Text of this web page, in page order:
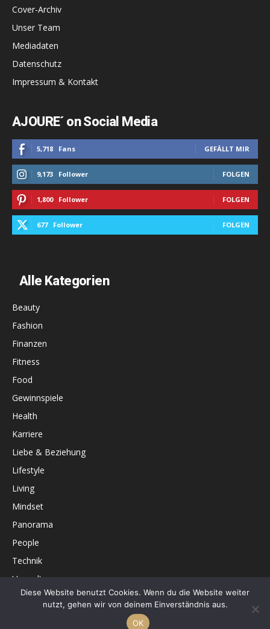
Cover-Archiv
Unser Team
Mediadaten
Datenschutz
Impressum & Kontakt
AJOURE´ on Social Media
5,718 Fans GEFÄLLT MIR
9,173 Follower FOLGEN
1,800 Follower FOLGEN
677 Follower FOLGEN
Alle Kategorien
Beauty
Fashion
Finanzen
Fitness
Food
Gewinnspiele
Health
Karriere
Liebe & Beziehung
Lifestyle
Living
Mindset
Panorama
People
Technik
Umwelt
Unterhaltung
Diese Website benutzt Cookies. Wenn du die Website weiter
nutzt, gehen wir von deinem Einverständnis aus.
OK